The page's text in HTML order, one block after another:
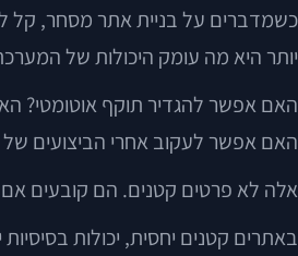
יותר היא מה עומק היכולות של
האם אפשר להגדיר תוקף אוטומטי?
האם אפשר לעקוב אחרי הביצועים
אלה לא פרטים קטנים. הם קובעים אם
באתרים קטנים יחסית, יכולות